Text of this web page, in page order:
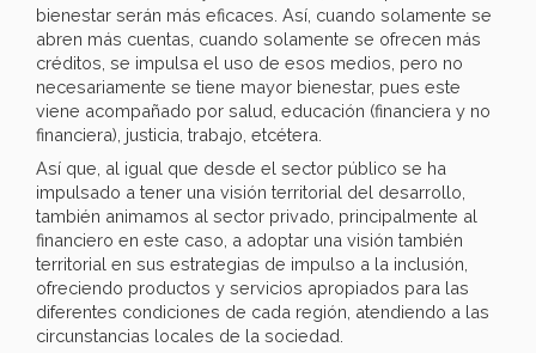
bienestar serán más eficaces. Así, cuando solamente se
abren más cuentas, cuando solamente se ofrecen más
créditos, se impulsa el uso de esos medios, pero no
necesariamente se tiene mayor bienestar, pues este
viene acompañado por salud, educación (financiera y no
financiera), justicia, trabajo, etcétera.
Así que, al igual que desde el sector público se ha
impulsado a tener una visión territorial del desarrollo,
también animamos al sector privado, principalmente al
financiero en este caso, a adoptar una visión también
territorial en sus estrategias de impulso a la inclusión,
ofreciendo productos y servicios apropiados para las
diferentes condiciones de cada región, atendiendo a las
circunstancias locales de la sociedad.